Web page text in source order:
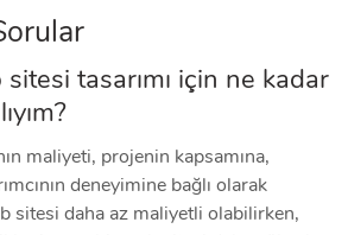
tasarımı için ne kadar
maliyeti, projenin kapsamına,
deneyimine bağlı olarak
sitesi daha az maliyetli olabilirken,